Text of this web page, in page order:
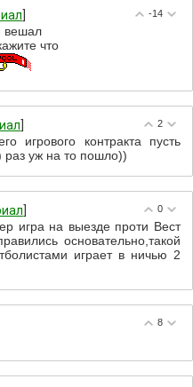
-14
вешал
что
2
игрового контракта пусть
раз уж на то пошло))
0
игра на выезде проти Вест
основательно,такой
играет в ничью 2
8